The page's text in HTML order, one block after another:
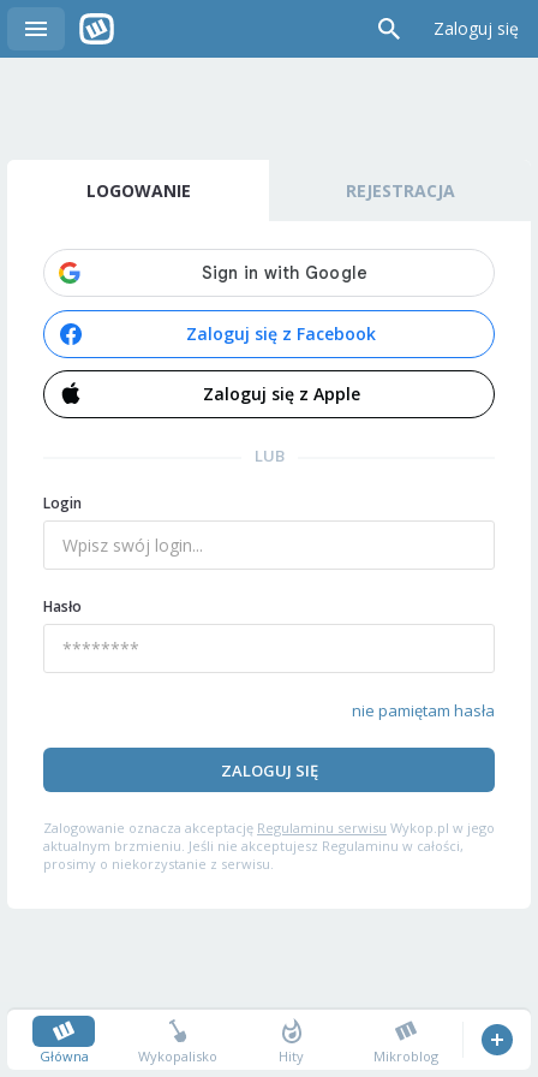
Zaloguj się
LOGOWANIE REJESTRACJA
Zaloguj się z Facebook
Zaloguj się z Apple
LUB
Login
Hasło
nie pamiętam hasła
ZALOGUJ SIĘ
Zalogowanie oznacza akceptację Regulaminu serwisu Wykop.pl w jego
aktualnym brzmieniu. Jeśli nie akceptujesz Regulaminu w całości,
prosimy o niekorzystanie z serwisu.
Główna Wykopalisko Hity Mikroblog